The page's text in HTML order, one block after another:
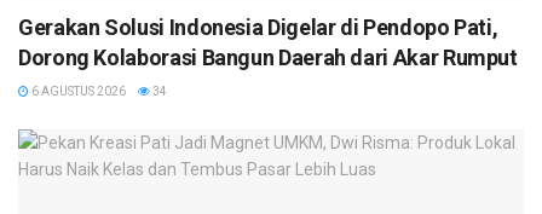
Gerakan Solusi Indonesia Digelar di Pendopo Pati,
Dorong Kolaborasi Bangun Daerah dari Akar Rumput
6 AGUSTUS 2026 34